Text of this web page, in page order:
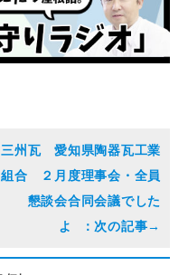
三州瓦 愛知県陶器瓦工業
組合 ２月度理事会・全員
懇談会合同会議でした
よ